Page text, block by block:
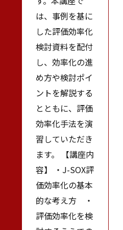
は、事例を基に
した評価効率化
検討資料を配付
し、効率化の進
め方や検討ポイ
ントを解説する
とともに、評価
効率化手法を演
習していただき
ます。 【講座内
容】 ・J-SOX評
価効率化の基本
的な考え方 ・
評価効率化を検